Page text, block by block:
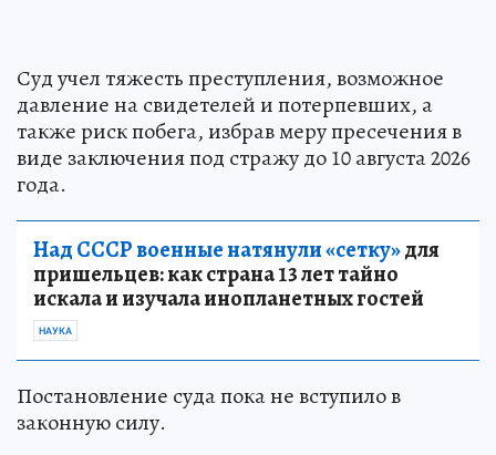
Суд учел тяжесть преступления, возможное
давление на свидетелей и потерпевших, а
также риск побега, избрав меру пресечения в
виде заключения под стражу до 10 августа 2026
года.
Над СССР военные натянули «сетку»для
пришельцев: как страна 13 лет тайно
искала и изучала инопланетных гостей
НАУКА
Постановление суда пока не вступило в
законную силу.